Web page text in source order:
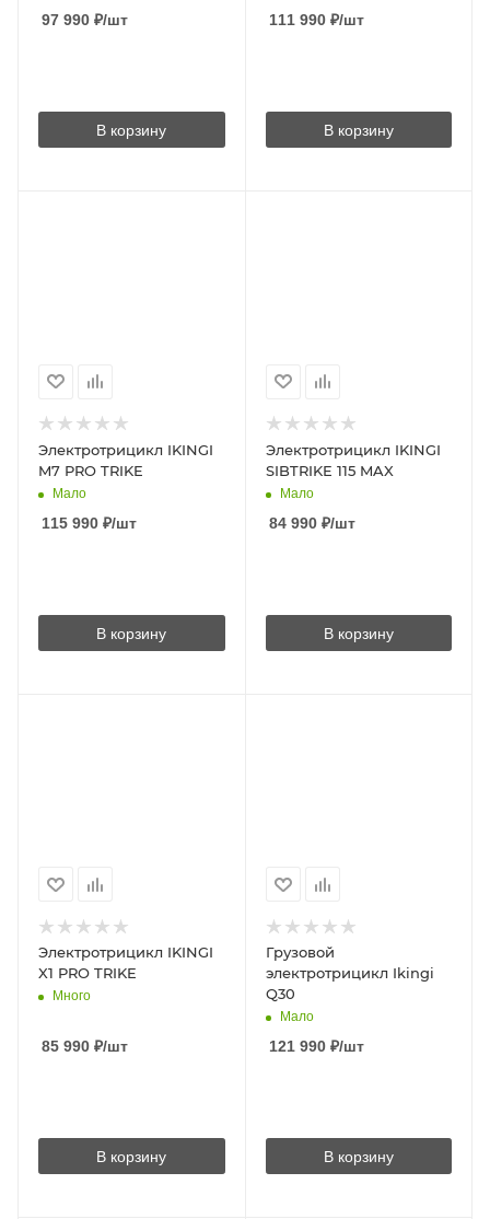
97 990 ₽/шт
В корзину
111 990₽/шт
В корзину
Электротрицикл IKINGI
M7 PRO TRIKE
Мало
115 990 ₽/шт
В корзину
Электротрицикл IKINGI
SIBTRIKE 115 MAX
Мало
84 990₽/шт
В корзину
Электротрицикл IKINGI
X1 PRO TRIKE
Много
85 990 ₽/шт
В корзину
Грузовой
электротрицикл Ikingi
Q30
Мало
121 990₽/шт
В корзину